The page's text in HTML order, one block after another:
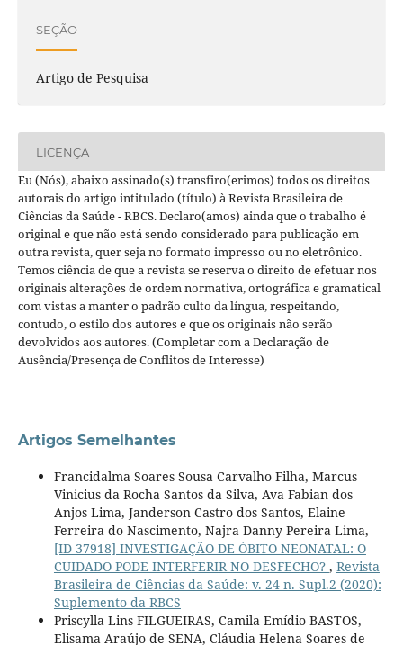
SEÇÃO
Artigo de Pesquisa
LICENÇA
Eu (Nós), abaixo assinado(s) transfiro(erimos) todos os direitos
autorais do artigo intitulado (título) à Revista Brasileira de
Ciências da Saúde - RBCS. Declaro(amos) ainda que o trabalho é
original e que não está sendo considerado para publicação em
outra revista, quer seja no formato impresso ou no eletrônico.
Temos ciência de que a revista se reserva o direito de efetuar nos
originais alterações de ordem normativa, ortográfica e gramatical
com vistas a manter o padrão culto da língua, respeitando,
contudo, o estilo dos autores e que os originais não serão
devolvidos aos autores. (Completar com a Declaração de
Ausência/Presença de Conflitos de Interesse)
Artigos Semelhantes
Francidalma Soares Sousa Carvalho Filha, Marcus
Vinicius da Rocha Santos da Silva, Ava Fabian dos
Anjos Lima, Janderson Castro dos Santos, Elaine
Ferreira do Nascimento, Najra Danny Pereira Lima,
[ID 37918] INVESTIGAÇÃO DE ÓBITO NEONATAL: O
CUIDADO PODE INTERFERIR NO DESFECHO? , Revista
Brasileira de Ciências da Saúde: v. 24 n. Supl.2 (2020):
Suplemento da RBCS
Priscylla Lins FILGUEIRAS, Camila Emídio BASTOS,
Elisama Araújo de SENA, Cláudia Helena Soares de